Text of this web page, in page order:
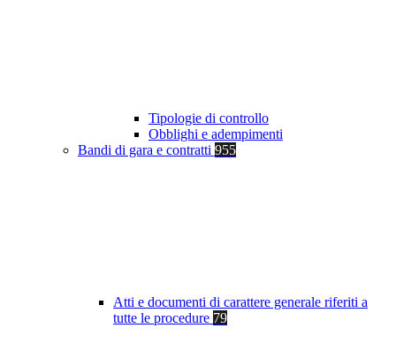
Tipologie di controllo
Obblighi e adempimenti
Bandi di gara e contratti 955
Atti e documenti di carattere generale riferiti a
tutte le procedure 79